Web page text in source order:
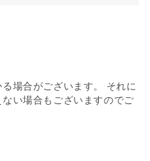
場合がございます。 それに
い場合もございますのでご